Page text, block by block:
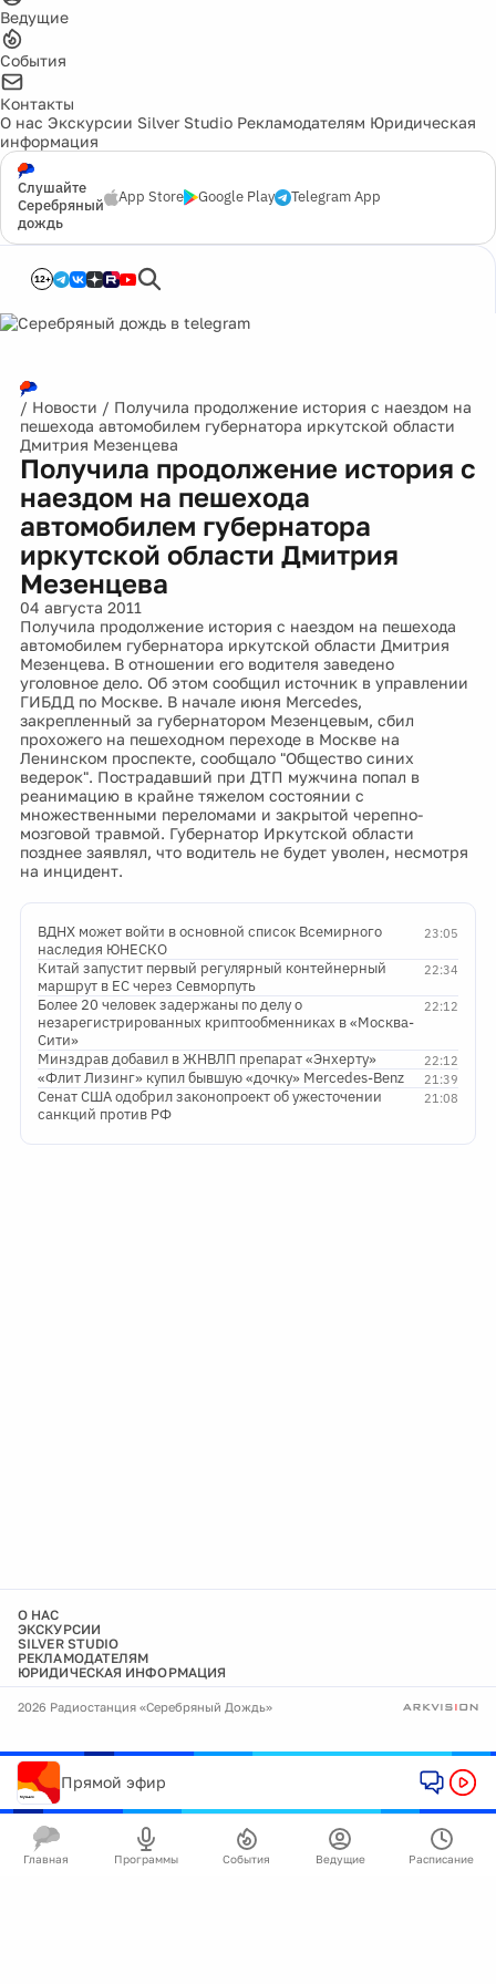
Ведущие
События
Контакты
О нас Экскурсии Silver Studio Рекламодателям Юридическая
информация
Слушайте
Серебряный
дождь
App Store Google Play Telegram App
12+
/ Новости / Получила продолжение история с наездом на
пешехода автомобилем губернатора иркутской области
Дмитрия Мезенцева
Получила продолжение история с
наездом на пешехода
автомобилем губернатора
иркутской области Дмитрия
Мезенцева
04 августа 2011
Получила продолжение история с наездом на пешехода
автомобилем губернатора иркутской области Дмитрия
Мезенцева. В отношении его водителя заведено
уголовное дело. Об этом сообщил источник в управлении
ГИБДД по Москве. В начале июня Mercedes,
закрепленный за губернатором Мезенцевым, сбил
прохожего на пешеходном переходе в Москве на
Ленинском проспекте, сообщало "Общество синих
ведерок". Пострадавший при ДТП мужчина попал в
реанимацию в крайне тяжелом состоянии с
множественными переломами и закрытой черепно-
мозговой травмой. Губернатор Иркутской области
позднее заявлял, что водитель не будет уволен, несмотря
на инцидент.
23:05
ВДНХ может войти в основной список Всемирного
наследия ЮНЕСКО
22:34
Китай запустит первый регулярный контейнерный
маршрут в ЕС через Севморпуть
22:12
Более 20 человек задержаны по делу о
незарегистрированных криптообменниках в «Москва-
Сити»
22:12
Минздрав добавил в ЖНВЛП препарат «Энхерту»
21:39
«Флит Лизинг» купил бывшую «дочку» Mercedes-Benz
21:08
Сенат США одобрил законопроект об ужесточении
санкций против РФ
О НАС
ЭКСКУРСИИ
SILVER STUDIO
РЕКЛАМОДАТЕЛЯМ
ЮРИДИЧЕСКАЯ ИНФОРМАЦИЯ
2026 Радиостанция «Серебряный Дождь»
Прямой эфир
Главная Программы События Ведущие Расписание